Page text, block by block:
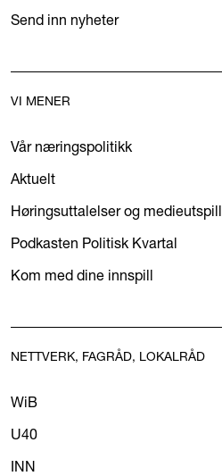
Send inn nyheter
VI MENER
Vår næringspolitikk
Aktuelt
Høringsuttalelser og medieutspill
Podkasten Politisk Kvartal
Kom med dine innspill
NETTVERK, FAGRÅD, LOKALRÅD
WiB
U40
INN